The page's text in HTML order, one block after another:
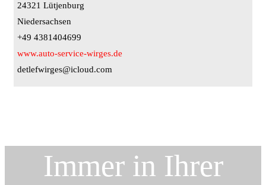
24321 Lütjenburg
Niedersachsen
+49 4381404699
www.auto-service-wirges.de
detlefwirges@icloud.com
Immer in Ihrer